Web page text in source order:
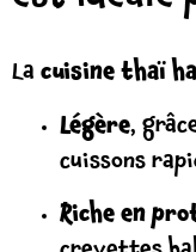
La cuisine thaï
Légère,
cuissons
Riche en